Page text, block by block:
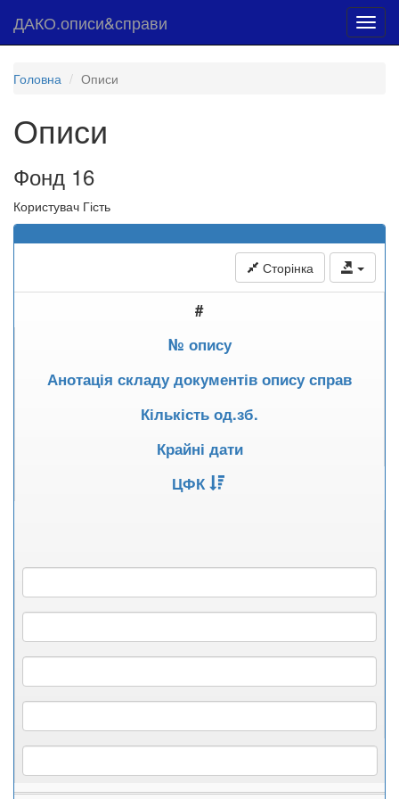
ДАКО.описи&справи
Головна Описи
Описи
Фонд 16
Користувач Гість
Сторінка
#
№ опису
Анотація складу документів опису справ
Кількість од.зб.
Крайні дати
ЦФК